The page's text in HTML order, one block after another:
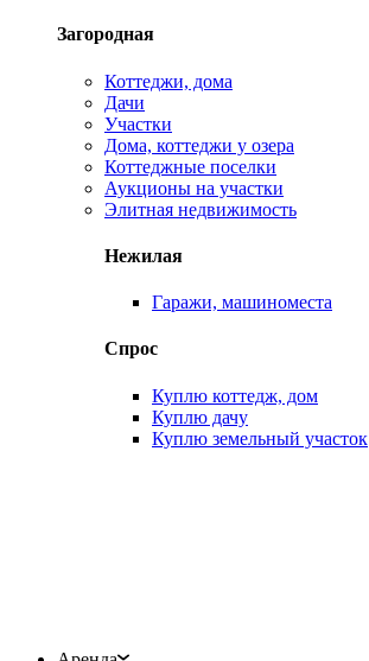
Загородная
Коттеджи, дома
Дачи
Участки
Дома, коттеджи у озера
Коттеджные поселки
Аукционы на участки
Элитная недвижимость
Нежилая
Гаражи, машиноместа
Спрос
Куплю коттедж, дом
Куплю дачу
Куплю земельный участок